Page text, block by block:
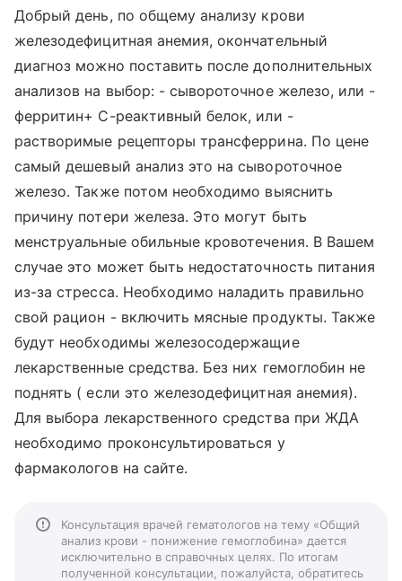
Добрый день, по общему анализу крови
железодефицитная анемия, окончательный
диагноз можно поставить после дополнительных
анализов на выбор: - сывороточное железо, или -
ферритин+ С-реактивный белок, или -
растворимые рецепторы трансферрина. По цене
самый дешевый анализ это на сывороточное
железо. Также потом необходимо выяснить
причину потери железа. Это могут быть
менструальные обильные кровотечения. В Вашем
случае это может быть недостаточность питания
из-за стресса. Необходимо наладить правильно
свой рацион - включить мясные продукты. Также
будут необходимы железосодержащие
лекарственные средства. Без них гемоглобин не
поднять ( если это железодефицитная анемия).
Для выбора лекарственного средства при ЖДА
необходимо проконсультироваться у
фармакологов на сайте.
Консультация врачей гематологов на тему «Общий
анализ крови - понижение гемоглобина» дается
исключительно в справочных целях. По итогам
полученной консультации, пожалуйста, обратитесь